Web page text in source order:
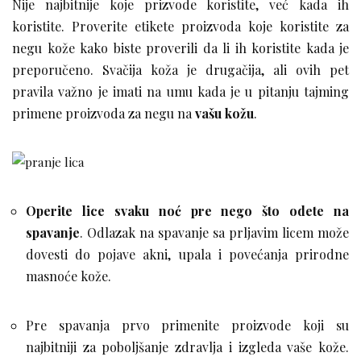
Nije najbitnije koje prizvode koristite, već kada ih
koristite. Proverite etikete proizvoda koje koristite za
negu kože kako biste proverili da li ih koristite kada je
preporučeno. Svačija koža je drugačija, ali ovih pet
pravila važno je imati na umu kada je u pitanju tajming
primene proizvoda za negu na vašu kožu.
Operite lice svaku noć pre nego što odete na
spavanje. Odlazak na spavanje sa prljavim licem može
dovesti do pojave akni, upala i povećanja prirodne
masnoće kože.
Pre spavanja prvo primenite proizvode koji su
najbitniji za poboljšanje zdravlja i izgleda vaše kože.